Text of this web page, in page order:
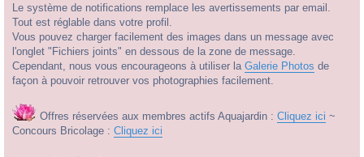
Le système de notifications remplace les avertissements par email.
Tout est réglable dans votre profil.
Vous pouvez charger facilement des images dans un message avec
l'onglet "Fichiers joints" en dessous de la zone de message.
Cependant, nous vous encourageons à utiliser la Galerie Photos de
façon à pouvoir retrouver vos photographies facilement.
Offres réservées aux membres actifs Aquajardin : Cliquez ici ~
Concours Bricolage : Cliquez ici